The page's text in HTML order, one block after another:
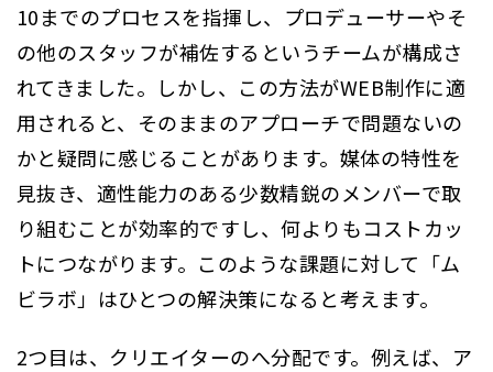
10までのプロセスを指揮し、プロデューサーやそ
の他のスタッフが補佐するというチームが構成さ
れてきました。しかし、この方法がWEB制作に適
用されると、そのままのアプローチで問題ないの
かと疑問に感じることがあります。媒体の特性を
見抜き、適性能力のある少数精鋭のメンバーで取
り組むことが効率的ですし、何よりもコストカッ
トにつながります。このような課題に対して「ム
ビラボ」はひとつの解決策になると考えます。
2つ目は、クリエイターのへ分配です。例えば、ア